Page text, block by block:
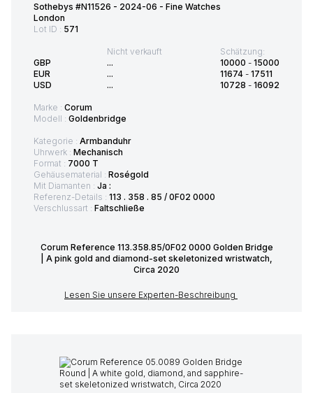
Sothebys #N11526 - 2024-06 - Fine Watches
London
Lot ID : 571
GBP
EUR
USD
Nicht verkauft
...
...
...
Schätzung:
10000 - 15000
11674 - 17511
10728 - 16092
Marke : Corum
Modell : Goldenbridge
Kategorie : Armbanduhr
Uhrwerk : Mechanisch
Format : 7000 T
Gehäusematerial : Roségold
Mit Diamanten : Ja :
Referenz-Details : 113 . 358 . 85 / 0F02 0000
Verschlussart : Faltschließe
Corum Reference 113.358.85/0F02 0000 Golden Bridge
| A pink gold and diamond-set skeletonized wristwatch,
Circa 2020
Lesen Sie unsere Experten-Beschreibung